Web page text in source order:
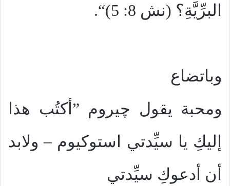
البرِّيَّةِ؟ (نش 8: 5)“.
وباتضاع
ومحبة يقول چيروم ”أكتُب هذا
إليكِ يا سيِّدتي استوكيوم – ولابد
أن أدعوكِ سيِّدتي